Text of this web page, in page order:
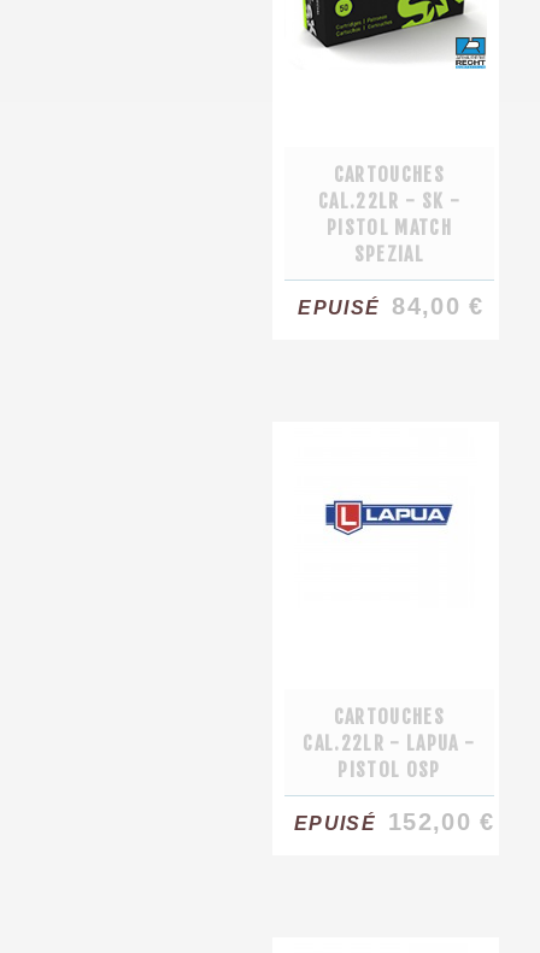
CARTOUCHES
CAL.22LR - SK -
PISTOL MATCH
SPEZIAL
EPUISÉ 84,00 €
CARTOUCHES
CAL.22LR - LAPUA -
PISTOL OSP
EPUISÉ 152,00 €